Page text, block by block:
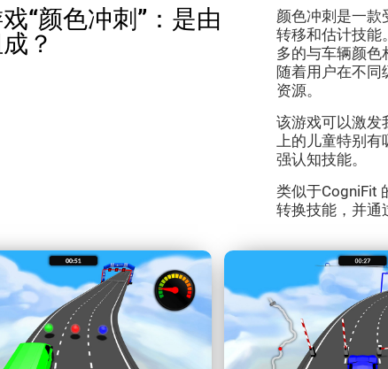
“颜色冲刺”：是由
？
颜色冲刺是一款
转移和估计技能
多的与车辆颜色
随着用户在不
资源。
该游戏可以激发
上的儿童特别有
强认知技能。
类似于CogniFit
转换技能，并通